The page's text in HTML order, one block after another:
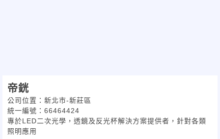
帝銧
公司位置：新北市-新莊區
統一編號：66464424
專於LED二次光學，透鏡及反光杯解決方案提供者，針對各類
照明應用